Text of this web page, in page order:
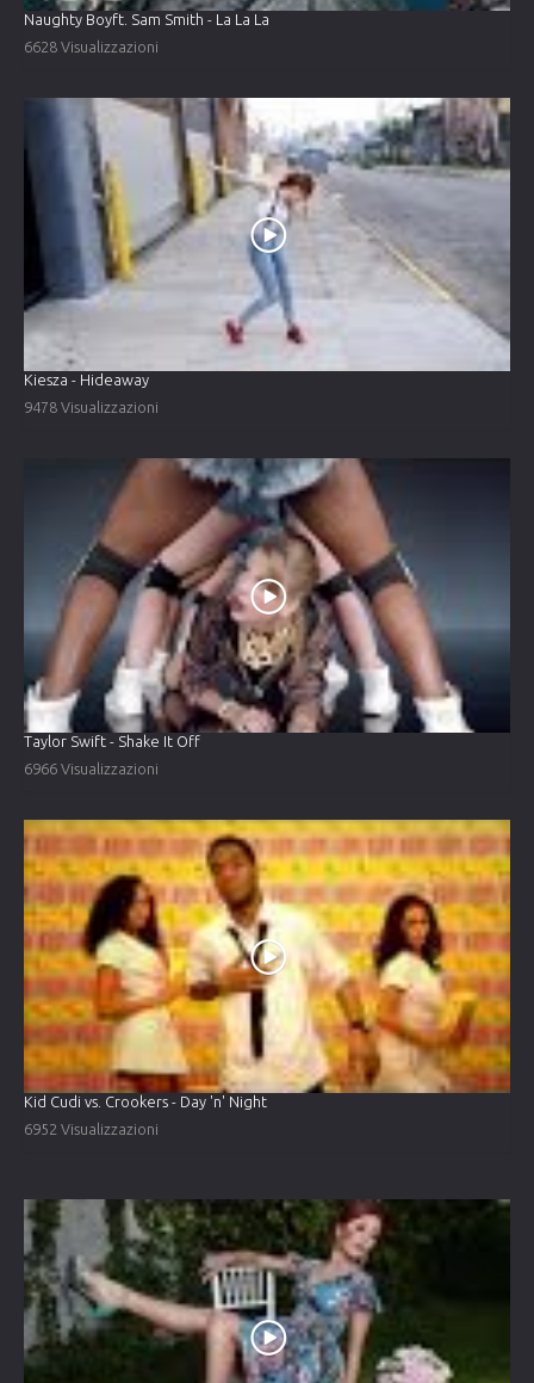
Naughty Boyft. Sam Smith - La La La
6628 Visualizzazioni
Kiesza - Hideaway
9478 Visualizzazioni
Taylor Swift - Shake It Off
6966 Visualizzazioni
Kid Cudi vs. Crookers - Day 'n' Night
6952 Visualizzazioni